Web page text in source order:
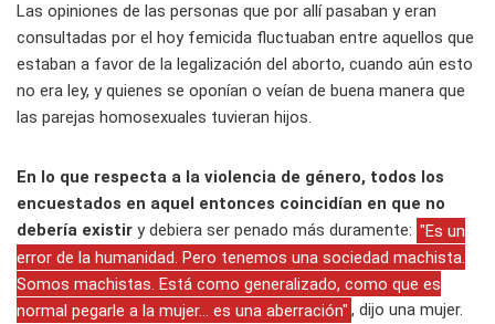
Las opiniones de las personas que por allí pasaban y eran
consultadas por el hoy femicida fluctuaban entre aquellos que
estaban a favor de la legalización del aborto, cuando aún esto
no era ley, y quienes se oponían o veían de buena manera que
las parejas homosexuales tuvieran hijos.
En lo que respecta a la violencia de género, todos los
encuestados en aquel entonces coincidían en que no
debería existir y debiera ser penado más duramente: "Es un
error de la humanidad. Pero tenemos una sociedad machista.
Somos machistas. Está como generalizado, como que es
normal pegarle a la mujer... es una aberración" , dijo una mujer.